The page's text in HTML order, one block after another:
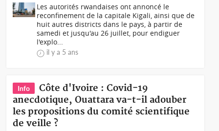
Les autorités rwandaises ont annoncé le
reconfinement de la capitale Kigali, ainsi que de
huit autres districts dans le pays, à partir de
samedi et jusqu'au 26 juillet, pour endiguer
l'explo...
il y a 5 ans
Info
Côte d'Ivoire : Covid-19
anecdotique, Ouattara va-t-il adouber
les propositions du comité scientifique
de veille ?